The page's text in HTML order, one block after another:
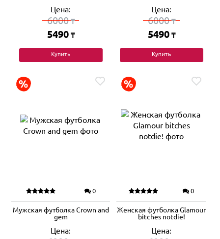
Цена:
6000₸
5490 ₸
Купить
Цена:
6000₸
5490 ₸
Купить
0
Мужская футболка Crown and
gem
Цена:
0
Женская футболка Glamour
bitches notdie!
Цена: